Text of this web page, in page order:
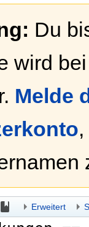
Du
wird
Melde
Erweitert